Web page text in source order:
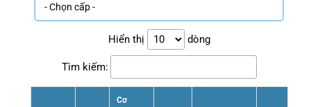
Hiển thị dòng
Tìm kiếm:
Cơ